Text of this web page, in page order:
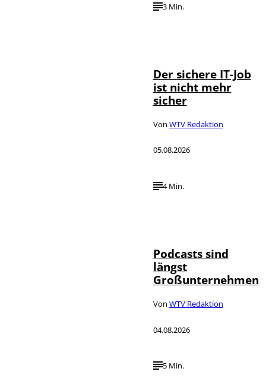
3 Min.
Der sichere IT-Job
ist nicht mehr
sicher
Von WTV Redaktion
05.08.2026
4 Min.
Podcasts sind
längst
Großunternehmen
Von WTV Redaktion
04.08.2026
5 Min.